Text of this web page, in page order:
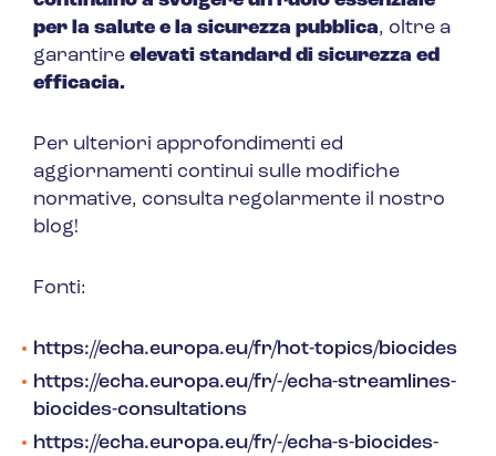
per la salute e la sicurezza pubblica, oltre a
garantire elevati standard di sicurezza ed
efficacia.
Per ulteriori approfondimenti ed
aggiornamenti continui sulle modifiche
normative, consulta regolarmente il nostro
blog!
Fonti:
https://echa.europa.eu/fr/hot-topics/biocides
https://echa.europa.eu/fr/-/echa-streamlines-
biocides-consultations
https://echa.europa.eu/fr/-/echa-s-biocides-